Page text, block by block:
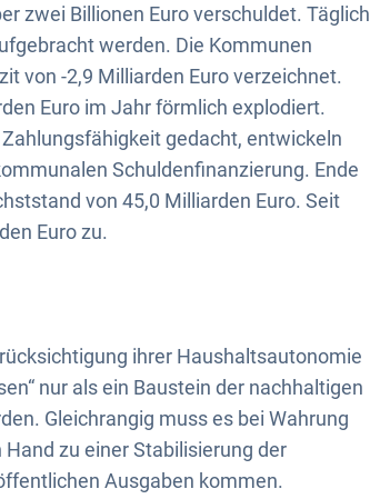
zwei Billionen Euro verschuldet. Täglich
werden. Die Kommunen
von -2,9 Milliarden Euro verzeichnet.
Euro im Jahr förmlich explodiert.
gedacht, entwickeln
Schuldenfinanzierung. Ende
von 45,0 Milliarden Euro. Seit
Euro zu.
ihrer Haushaltsautonomie
nur als ein Baustein der nachhaltigen
Gleichrangig muss es bei Wahrung
zu einer Stabilisierung der
Ausgaben kommen.